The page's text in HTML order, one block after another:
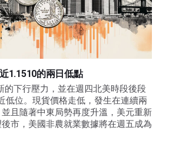
1.1510的兩日低點
的下行壓力，並在週四北美時段後段
低位。現貨價格走低，發生在連續兩
且隨著中東局勢再度升溫，美元重新
市，美國非農就業數據將在週五成為